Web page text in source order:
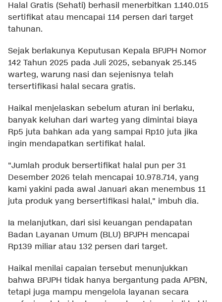
Halal Gratis (Sehati) berhasil menerbitkan 1.140.015
sertifikat atau mencapai 114 persen dari target
tahunan.
Sejak berlakunya Keputusan Kepala BPJPH Nomor
142 Tahun 2025 pada Juli 2025, sebanyak 25.145
warteg, warung nasi dan sejenisnya telah
tersertifikasi halal secara gratis.
Haikal menjelaskan sebelum aturan ini berlaku,
banyak keluhan dari warteg yang dimintai biaya
Rp5 juta bahkan ada yang sampai Rp10 juta jika
ingin mendapatkan sertifikat halal.
"Jumlah produk bersertifikat halal pun per 31
Desember 2026 telah mencapai 10.978.714, yang
kami yakini pada awal Januari akan menembus 11
juta produk yang bersertifikasi halal," imbuh dia.
Ia melanjutkan, dari sisi keuangan pendapatan
Badan Layanan Umum (BLU) BPJPH mencapai
Rp139 miliar atau 132 persen dari target.
Haikal menilai capaian tersebut menunjukkan
bahwa BPJPH tidak hanya bergantung pada APBN,
tetapi juga mampu mengelola layanan secara